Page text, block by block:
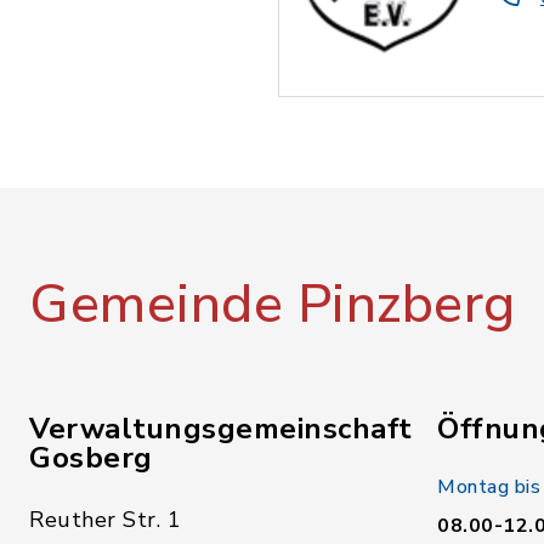
Gemeinde Pinzberg
Verwaltungsgemeinschaft
Gosberg
Reuther Str. 1
Montag
08.00-